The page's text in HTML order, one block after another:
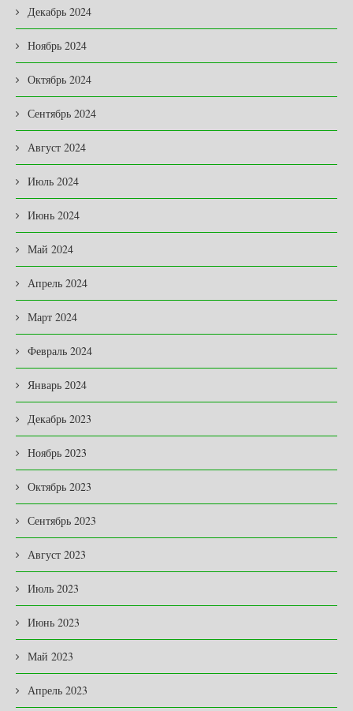
Декабрь 2024
Ноябрь 2024
Октябрь 2024
Сентябрь 2024
Август 2024
Июль 2024
Июнь 2024
Май 2024
Апрель 2024
Март 2024
Февраль 2024
Январь 2024
Декабрь 2023
Ноябрь 2023
Октябрь 2023
Сентябрь 2023
Август 2023
Июль 2023
Июнь 2023
Май 2023
Апрель 2023